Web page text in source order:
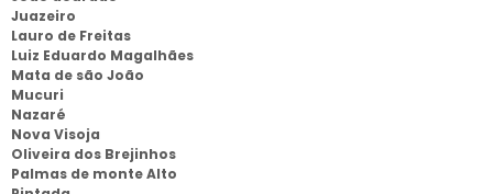
Juazeiro
Lauro de Freitas
Luiz Eduardo Magalhães
Mata de são João
Mucuri
Nazaré
Nova Visoja
Oliveira dos Brejinhos
Palmas de monte Alto